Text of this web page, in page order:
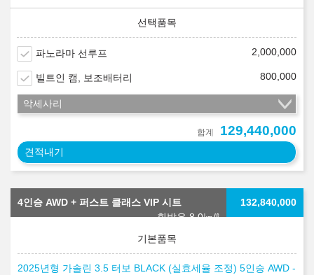
파노라마 선루프 2,000,000
빌트인 캠, 보조배터리 800,000
악세사리
합계 129,440,000
견적내기
4인승 AWD + 퍼스트 클래스 VIP 시트
휘발유 8.0㎞/ℓ
132,840,000
2025년형 가솔린 3.5 터보 BLACK (실효세율 조정) 5인승 AWD -